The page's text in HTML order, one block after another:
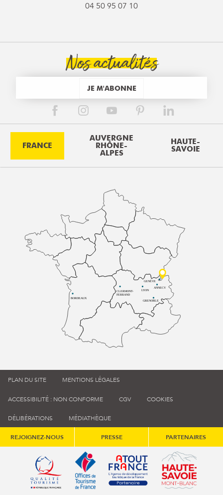
04 50 95 07 10
Nos actualités
JE M'ABONNE
FRANCE
AUVERGNE
RHÔNE-
ALPES
HAUTE-
SAVOIE
BORDEAUX
CLERMONT-
FERRAND
LYON
ANNECY
GRENOBLE
GENÈVE
PLAN DU SITE MENTIONS LÉGALES
ACCESSIBILITÉ : NON CONFORME CGV COOKIES
DÉLIBÉRATIONS MÉDIATHÈQUE
REJOIGNEZ-NOUS PRESSE PARTENAIRES
Qualité tourisme (s'ouvre dans une nouvelle fenêtre)
Office de tourisme de France (s'ouvre
Atout France (s'ouvre dans